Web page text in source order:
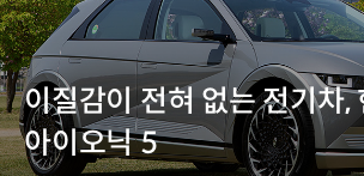
이질감이 전혀 없는 전기차,
아이오닉 5